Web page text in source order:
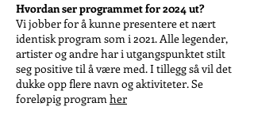
Hvordan ser programmet for 2024ut?
Vi jobber for å kunne presentere et nært
identisk program som i 2021. Alle legender,
artister og andre har i utgangspunktet stilt
seg positive til å være med. I tillegg så vil det
dukke opp flere navn og aktiviteter. Se
foreløpig programher